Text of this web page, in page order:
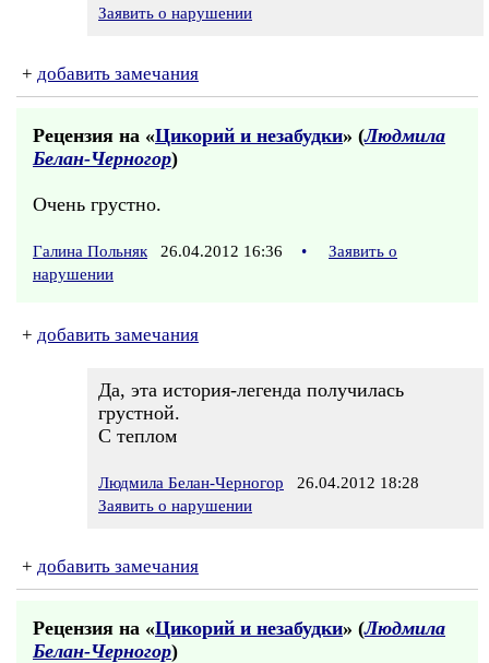
Заявить о нарушении
+ добавить замечания
Рецензия на «Цикорий и незабудки» (Людмила
Белан-Черногор)
Очень грустно.
Галина Польняк 26.04.2012 16:36 •
Заявить о
нарушении
+ добавить замечания
Да, эта история-легенда получилась
грустной.
С теплом
Людмила Белан-Черногор 26.04.2012 18:28
Заявить о нарушении
+ добавить замечания
Рецензия на «Цикорий и незабудки» (Людмила
Белан-Черногор)